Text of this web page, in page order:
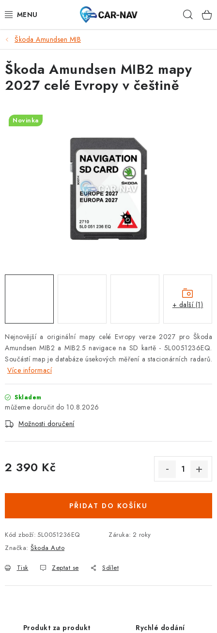
na
AUDI
BMW
FORD
CHEVROLET
MERCEDES-BENZ
ŠKODA
TOYOTA
VW
Cookies a podmínky používání stránek
Škoda Amundsen MIB
Nejnovější a originální mapy celé Evropy verze 2027 pro Škoda
Amundsen MIB2 a MIB2.5 navigace na SD kartě - 5L0051236EQ.
Součástí map je databáze úsekových měření a stacionárních radarů.
Více informací
Skladem
10.8.2026
Možnosti doručení
2 390 Kč
PŘIDAT DO KOŠÍKU
Kód zboží: 5L0051236EQ Záruka: 2 roky
Značka: Škoda Auto
Tisk Zeptat se Sdílet
Škoda Amundsen MIB2 mapy
2027 celé Evropy v češtině
Novinka
+ další (1)
Produkt za produkt Rychlé dodání